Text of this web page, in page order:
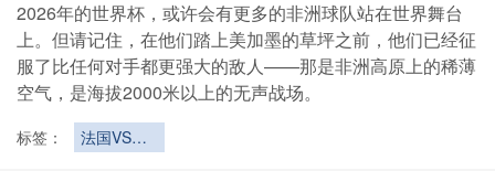
2026年的世界杯，或许会有更多的非洲球队站在世界舞台
上。但请记住，在他们踏上美加墨的草坪之前，他们已经征
服了比任何对手都更强大的敌人——那是非洲高原上的稀薄
空气，是海拔2000米以上的无声战场。
标签：
法国VS伊